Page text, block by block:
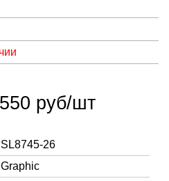
руб/шт
SL8745-26
Graphic